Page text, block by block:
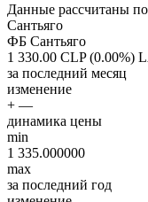
Данные рассчитаны
Сантьяго
ФБ Сантьяго
1 330.00 CLP (0.00%)
за последний месяц
изменение
+ —
динамика цены
min
1 335.000000
max
за последний год